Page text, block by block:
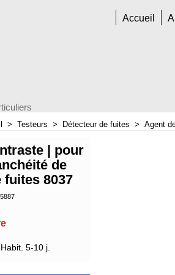
Accueil
> Testeurs > Détecteur de fuites > Agent
| pour
de
8037